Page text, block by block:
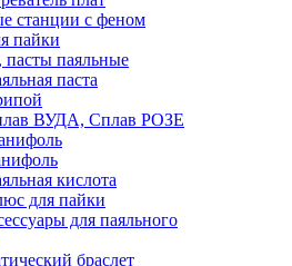
станции с феном
пайки
паяльные
паста
ВУДА, Сплав РОЗЕ
кислота
для пайки
для паяльного
браслет